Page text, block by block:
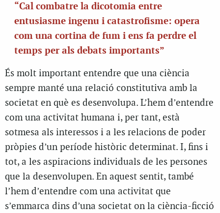
“Cal combatre la dicotomia entre
entusiasme ingenu i catastrofisme: opera
com una cortina de fum i ens fa perdre el
temps per als debats importants”
És molt important entendre que una ciència
sempre manté una relació constitutiva amb la
societat en què es desenvolupa. L’hem d’entendre
com una activitat humana i, per tant, està
sotmesa als interessos i a les relacions de poder
pròpies d’un període històric determinat. I, fins i
tot, a les aspiracions individuals de les persones
que la desenvolupen. En aquest sentit, també
l’hem d’entendre com una activitat que
s’emmarca dins d’una societat on la ciència-ficció